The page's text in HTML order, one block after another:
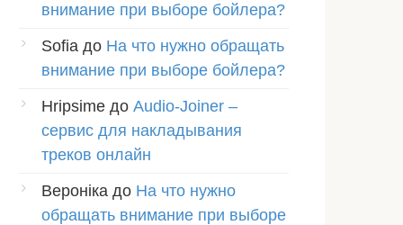
внимание при выборе бойлера?
Sofia до На что нужно обращать
внимание при выборе бойлера?
Hripsime до Audio-Joiner –
сервис для накладывания
треков онлайн
Вероніка до На что нужно
обращать внимание при выборе